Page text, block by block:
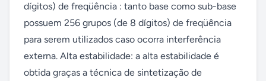
dígitos) de freqüência : tanto base como sub-base
possuem 256 grupos (de 8 dígitos) de freqüência
para serem utilizados caso ocorra interferência
externa. Alta estabilidade: a alta estabilidade é
obtida graças a técnica de sintetização de